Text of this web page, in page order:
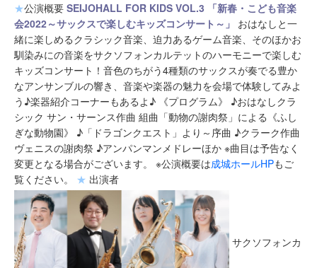
★公演概要 SEIJOHALL FOR KIDS VOL.3
「新春・こども音楽
会2022～サックスで楽しむキッズコンサート～」 おはなしと一
緒に楽しめるクラシック音楽、迫力あるゲーム音楽、そのほかお
馴染みにの音楽をサクソフォンカルテットのハーモニーで楽しむ
キッズコンサート！音色のちがう4種類のサックスが奏でる豊か
なアンサンブルの響き、音楽や楽器の魅力を会場で体験してみよ
う♪楽器紹介コーナーもあるよ♪ 《プログラム》 ♪おはなしクラ
シック サン・サーンス作曲 組曲「動物の謝肉祭」による《ふし
ぎな動物園》 ♪「ドラゴンクエスト」より～序曲 ♪クラーク作曲
ヴェニスの謝肉祭 ♪アンパンマンメドレーほか ※曲目は予告なく
変更となる場合がございます。 ※公演概要は成城ホールHPもご
覧ください。 ★ 出演者
サクソフォンカ